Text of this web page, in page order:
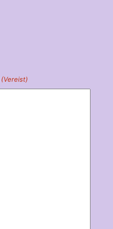
(Vereist)